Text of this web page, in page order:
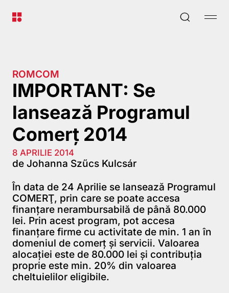
ROMCOM
IMPORTANT: Se
lansează Programul
Comerț 2014
8 APRILIE 2014
de Johanna Szűcs Kulcsár
În data de 24 Aprilie se lansează Programul
COMERŢ, prin care se poate accesa
finanţare nerambursabilă de până 80.000
lei. Prin acest program, pot accesa
finanţare firme cu activitate de min. 1 an în
domeniul de comerţ şi servicii. Valoarea
alocaţiei este de 80.000 lei şi contribuţia
proprie este min. 20% din valoarea
cheltuielilor eligibile.